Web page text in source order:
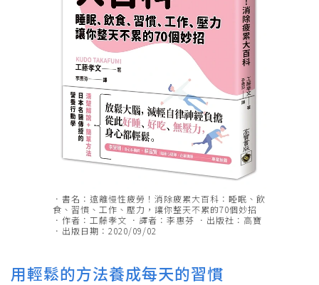
．書名：遠離慢性疲勞！消除疲累大百科：睡眠、飲
食、習慣、工作、壓力，讓你整天不累的70個妙招
．作者：工藤孝文 ．譯者：李惠芬 ．出版社：高寶
．出版日期：2020/09/02
用輕鬆的方法養成每天的習慣